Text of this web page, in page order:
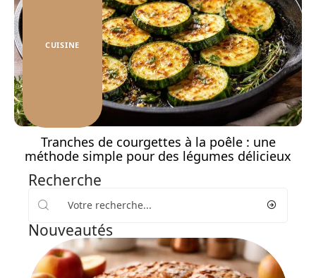
CUISINE
Tranches de courgettes à la poêle : une
méthode simple pour des légumes délicieux
Recherche
Nouveautés